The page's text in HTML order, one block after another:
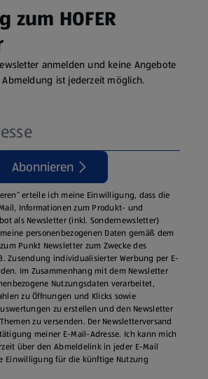
zum HOFER
anmelden und keine Angebote
ist jederzeit möglich.
Abonnieren
erteile ich meine Einwilligung, dass die
Mail, Informationen zum Produkt- und
als Newsletter (inkl. Sondernewsletter)
personenbezogenen Daten gemäß dem
zum Punkt Newsletter zum Zwecke des
Zusendung individualisierter Werbung per E-
Im Zusammenhang mit dem Newsletter
Nutzungsdaten verarbeitet,
zu Öffnungen und Klicks sowie
zu erstellen und den Newsletter
zu versenden. Der Newsletterversand
meiner E-Mail-Adresse. Ich kann mich
über den Abmeldelink in jeder E‑Mail
Einwilligung für die künftige Nutzung